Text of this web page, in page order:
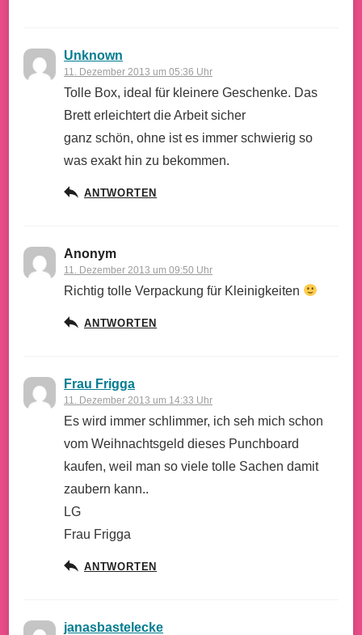
Unknown
11. Dezember 2013 um 05:36 Uhr
Tolle Box, ideal für kleinere Geschenke. Das
Brett erleichtert die Arbeit sicher
ganz schön, ohne ist es immer schwierig so
was exakt hin zu bekommen.
ANTWORTEN
Anonym
11. Dezember 2013 um 09:50 Uhr
Richtig tolle Verpackung für Kleinigkeiten
ANTWORTEN
Frau Frigga
11. Dezember 2013 um 14:33 Uhr
Es wird immer schlimmer, ich seh mich schon
vom Weihnachtsgeld dieses Punchboard
kaufen, weil man so viele tolle Sachen damit
zaubern kann..
LG
Frau Frigga
ANTWORTEN
janasbastelecke